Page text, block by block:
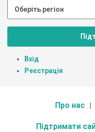
Вхід
Реєстрація
Про нас
Підтримати